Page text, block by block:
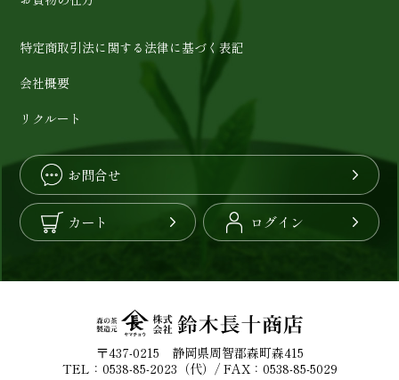
特定商取引法に関する法律に基づく表記
会社概要
リクルート
お問合せ
カート ログイン
〒437-0215 静岡県周智郡森町森415
TEL：0538-85-2023（代）/ FAX：0538-85-5029